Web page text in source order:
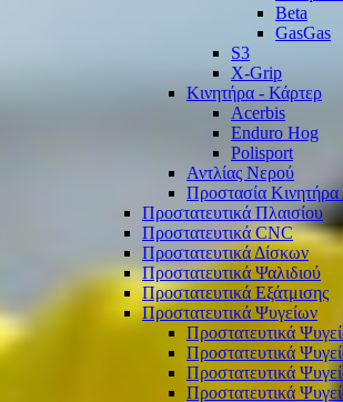
Beta
GasGas
S3
X-Grip
Κινητήρα - Κάρτερ
Acerbis
Enduro Hog
Polisport
Αντλίας Νερού
Προστασία Κινητήρα
Προστατευτικά Πλαισίου
Προστατευτικά CNC
Προστατευτικά Δίσκων
Προστατευτικά Ψαλιδιού
Προστατευτικά Εξάτμισης
Προστατευτικά Ψυγείων
Προστατευτικά
Προστατευτικά
Προστατευτικά
Προστατευτικά